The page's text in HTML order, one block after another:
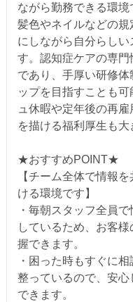
ながら勤務できる環
髪色やネイルなどの
にしながら自分らし
す。認知症ケアの専
であり、手厚い研修
ップを目指すことも
ュ休暇や定年後の再
を描ける福利厚生も大
★おすすめPOINT★
【チーム全体で情報
ける環境です】
・毎朝スタッフ全員
しているため、お客
握できます。
・困った時もすぐに
整っているので、安
できます。